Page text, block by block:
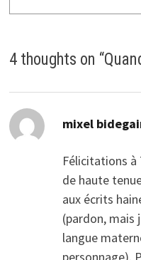
4 thoughts on “
mixel
Félicitations
de haute
aux écrits
(pardon, mais
langue
personnage).